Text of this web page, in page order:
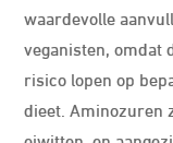
waardevolle
veganisten, omdat
risico lopen op
dieet. Aminozuren